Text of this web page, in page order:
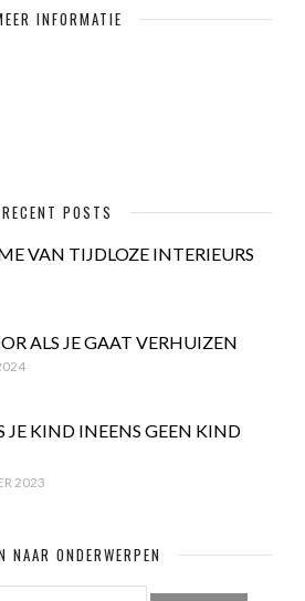
INFORMATIE
RECENT POSTS
VAN TIJDLOZE INTERIEURS
ALS JE GAAT VERHUIZEN
JE KIND INEENS GEEN KIND
2023
NAAR ONDERWERPEN